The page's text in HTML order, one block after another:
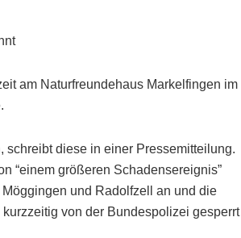
am Naturfreundehaus Markelfingen im
schreibt diese in einer Pressemitteilung.
“einem größeren Schadensereignis”
und Radolfzell an und die
von der Bundespolizei gesperrt